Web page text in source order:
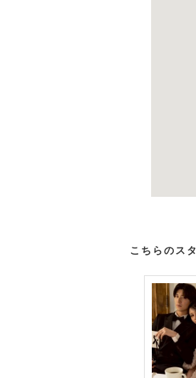
こちらのス